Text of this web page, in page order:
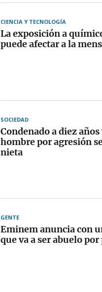
CIENCIA Y TECNOLOGÍA
La exposición a
puede afectar a la
SOCIEDAD
Condenado a diez
hombre por agresión
nieta
GENTE
Eminem anuncia con
que va a ser abuelo